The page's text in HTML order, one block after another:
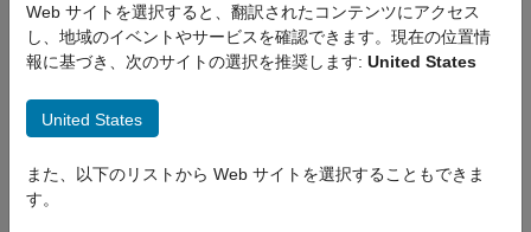
データのインポートと解析
データのインポートとエクスポート
CDF ファイル
cdflib.setStageCacheSize
CDF (Common Data Format) ファイルのステージング キャッシ
ュ バッファーの数の指定
構文
説明
Web サイトを選択すると、翻訳されたコンテンツにアクセス
し、地域のイベントやサービスを確認できます。現在の位置情
報に基づき、次のサイトの選択を推奨します: United States
United States
また、以下のリストから Web サイトを選択することもできま
す。